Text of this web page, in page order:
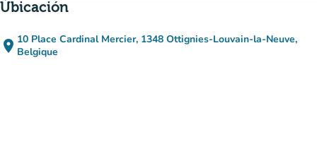
Úbicación
place 10 Place Cardinal Mercier, 1348 Ottignies-Louvain-la-Neuve,
Belgique